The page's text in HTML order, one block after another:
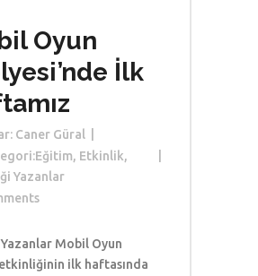
Oyun
İlk
Caner Güral
Eğitim, Etkinlik,
Yazanlar
Mobil Oyun
ilk haftasında